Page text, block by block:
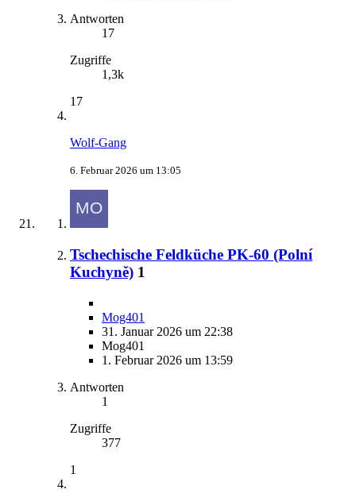
Antworten
17
Zugriffe
1,3k
17
Wolf-Gang
6. Februar 2026 um 13:05
Tschechische Feldküche PK-60 (Polní
Kuchyně) 1
Mog401
31. Januar 2026 um 22:38
Mog401
1. Februar 2026 um 13:59
Antworten
1
Zugriffe
377
1